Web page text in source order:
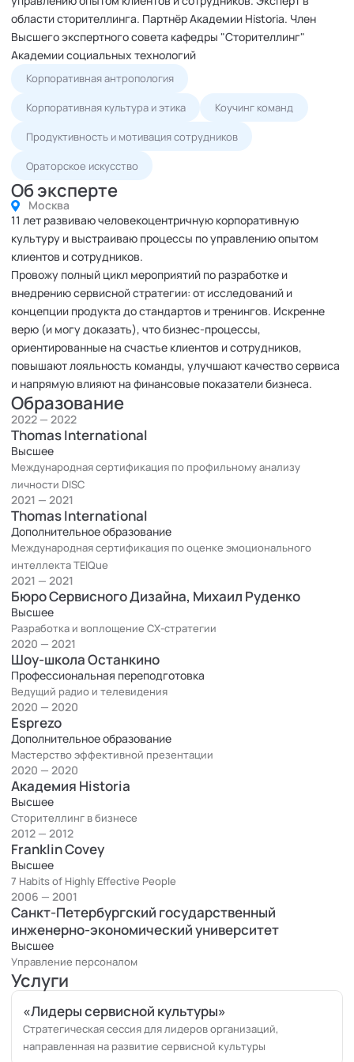
области сторителлинга. Партнёр Академии Historia. Член
Высшего экспертного совета кафедры "Сторителлинг"
Академии социальных технологий
Корпоративная антропология
Корпоративная культура и этика Коучинг команд
Продуктивность и мотивация сотрудников
Ораторское искусство
Об эксперте
Москва
11 лет развиваю человекоцентричную корпоративную
культуру и выстраиваю процессы по управлению опытом
клиентов и сотрудников.
Провожу полный цикл мероприятий по разработке и
внедрению сервисной стратегии: от исследований и
концепции продукта до стандартов и тренингов. Искренне
верю (и могу доказать), что бизнес-процессы,
ориентированные на счастье клиентов и сотрудников,
повышают лояльность команды, улучшают качество сервиса
и напрямую влияют на финансовые показатели бизнеса.
Образование
Санкт-Петербургский государственный
инженерно-экономический университет
Высшее
Управление персоналом
2006 — 2001
Thomas International
Дополнительное образование
Международная сертификация по оценке эмоционального
интеллекта TEIQue
2021 — 2021
Thomas International
Высшее
Международная сертификация по профильному анализу
личности DISC
2022 — 2022
Бюро Сервисного Дизайна, Михаил Руденко
Высшее
Разработка и воплощение CX-стратегии
2021 — 2021
Шоу-школа Останкино
Профессиональная переподготовка
Ведущий радио и телевидения
2020 — 2021
Esprezo
Дополнительное образование
Мастерство эффективной презентации
2020 — 2020
Академия Historia
Высшее
Сторителлинг в бизнесе
2020 — 2020
Franklin Covey
Высшее
7 Habits of Highly Effective People
2012 — 2012
Услуги
«Лидеры сервисной культуры»
Стратегическая сессия для лидеров организаций,
направленная на развитие сервисной культуры